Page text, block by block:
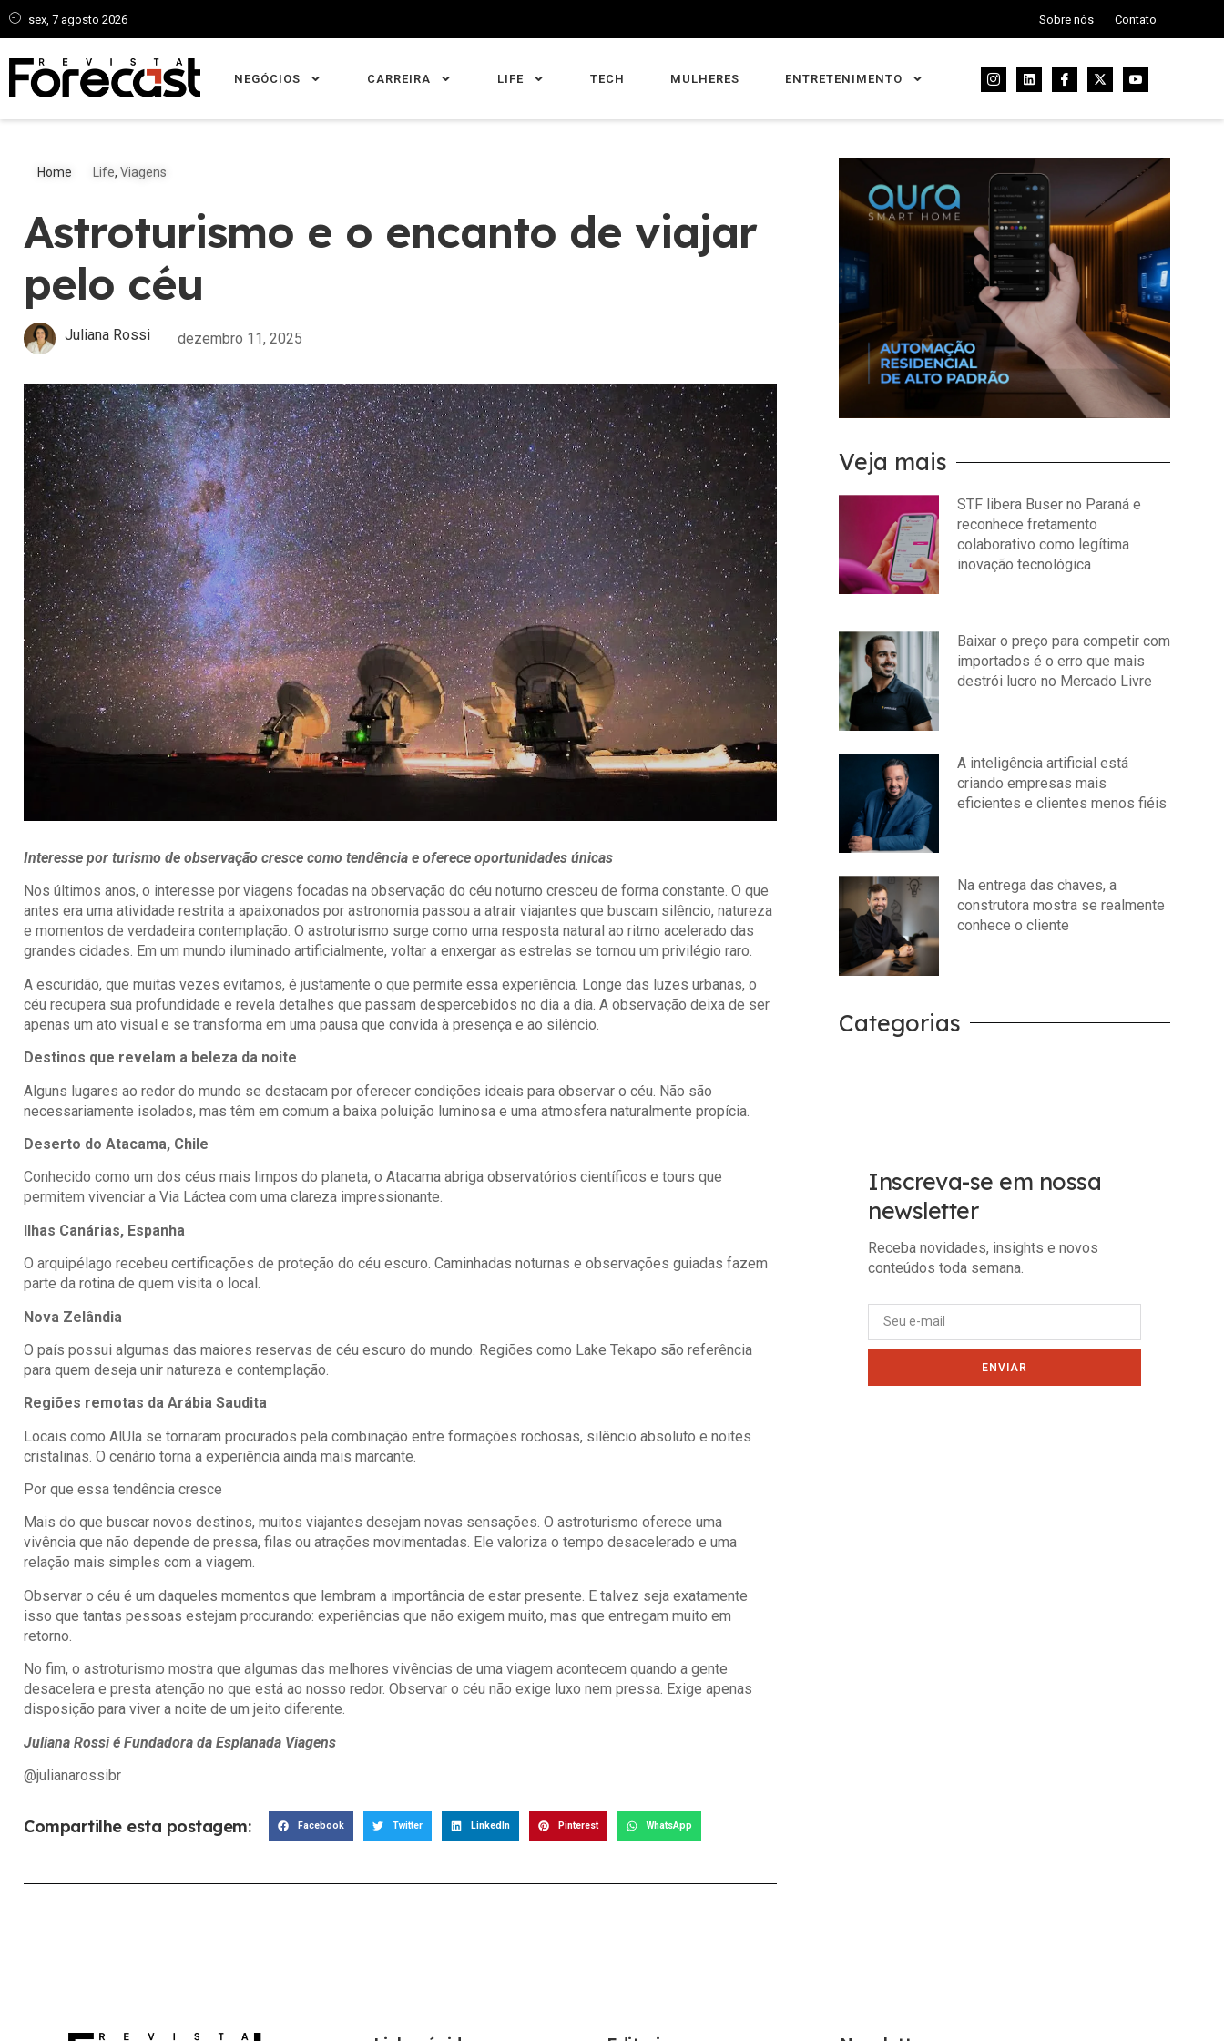
sex, 7 agosto 2026 Sobre nós Contato
NEGÓCIOS CARREIRA LIFE TECH MULHERES ENTRETENIMENTO
Home Life, Viagens
Astroturismo e o encanto de viajar
pelo céu
Juliana Rossi dezembro 11, 2025
Interesse por turismo de observação cresce como tendência e oferece oportunidades únicas
Nos últimos anos, o interesse por viagens focadas na observação do céu noturno cresceu de forma constante. O que
antes era uma atividade restrita a apaixonados por astronomia passou a atrair viajantes que buscam silêncio, natureza
e momentos de verdadeira contemplação. O astroturismo surge como uma resposta natural ao ritmo acelerado das
grandes cidades. Em um mundo iluminado artificialmente, voltar a enxergar as estrelas se tornou um privilégio raro.
A escuridão, que muitas vezes evitamos, é justamente o que permite essa experiência. Longe das luzes urbanas, o
céu recupera sua profundidade e revela detalhes que passam despercebidos no dia a dia. A observação deixa de ser
apenas um ato visual e se transforma em uma pausa que convida à presença e ao silêncio.
Destinos que revelam a beleza da noite
Alguns lugares ao redor do mundo se destacam por oferecer condições ideais para observar o céu. Não são
necessariamente isolados, mas têm em comum a baixa poluição luminosa e uma atmosfera naturalmente propícia.
Deserto do Atacama, Chile
Conhecido como um dos céus mais limpos do planeta, o Atacama abriga observatórios científicos e tours que
permitem vivenciar a Via Láctea com uma clareza impressionante.
Ilhas Canárias, Espanha
O arquipélago recebeu certificações de proteção do céu escuro. Caminhadas noturnas e observações guiadas fazem
parte da rotina de quem visita o local.
Nova Zelândia
O país possui algumas das maiores reservas de céu escuro do mundo. Regiões como Lake Tekapo são referência
para quem deseja unir natureza e contemplação.
Regiões remotas da Arábia Saudita
Locais como AlUla se tornaram procurados pela combinação entre formações rochosas, silêncio absoluto e noites
cristalinas. O cenário torna a experiência ainda mais marcante.
Por que essa tendência cresce
Mais do que buscar novos destinos, muitos viajantes desejam novas sensações. O astroturismo oferece uma
vivência que não depende de pressa, filas ou atrações movimentadas. Ele valoriza o tempo desacelerado e uma
relação mais simples com a viagem.
Observar o céu é um daqueles momentos que lembram a importância de estar presente. E talvez seja exatamente
isso que tantas pessoas estejam procurando: experiências que não exigem muito, mas que entregam muito em
retorno.
No fim, o astroturismo mostra que algumas das melhores vivências de uma viagem acontecem quando a gente
desacelera e presta atenção no que está ao nosso redor. Observar o céu não exige luxo nem pressa. Exige apenas
disposição para viver a noite de um jeito diferente.
Juliana Rossi é Fundadora da Esplanada Viagens
@julianarossibr
Compartilhe esta postagem: Facebook Twitter LinkedIn Pinterest WhatsApp
Veja mais
STF libera Buser no Paraná e
reconhece fretamento
colaborativo como legítima
inovação tecnológica
Baixar o preço para competir com
importados é o erro que mais
destrói lucro no Mercado Livre
A inteligência artificial está
criando empresas mais
eficientes e clientes menos fiéis
Na entrega das chaves, a
construtora mostra se realmente
conhece o cliente
Categorias
Inscreva-se em nossa
newsletter
Receba novidades, insights e novos
conteúdos toda semana.
ENVIAR